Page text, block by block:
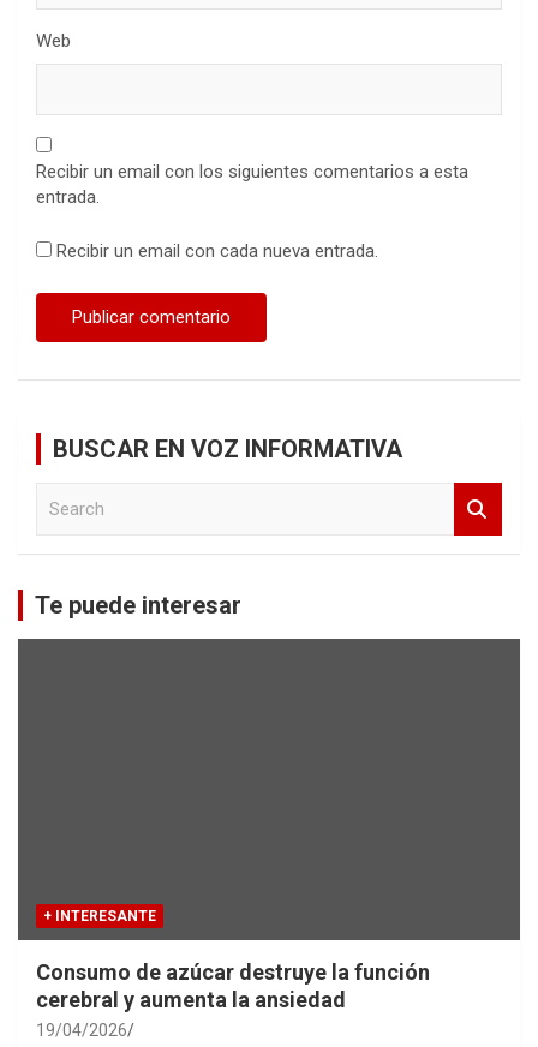
Web
Recibir un email con los siguientes comentarios a esta
entrada.
Recibir un email con cada nueva entrada.
BUSCAR EN VOZ INFORMATIVA
c
h
Te puede interesar
+ INTERESANTE
Consumo de azúcar destruye la función
cerebral y aumenta la ansiedad
19/04/2026